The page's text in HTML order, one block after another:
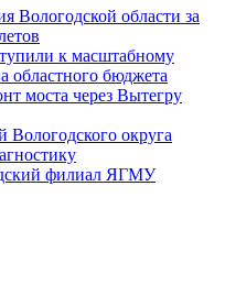
Вологодской области за
к масштабному
областного бюджета
моста через Вытегру
Вологодского округа
филиал ЯГМУ